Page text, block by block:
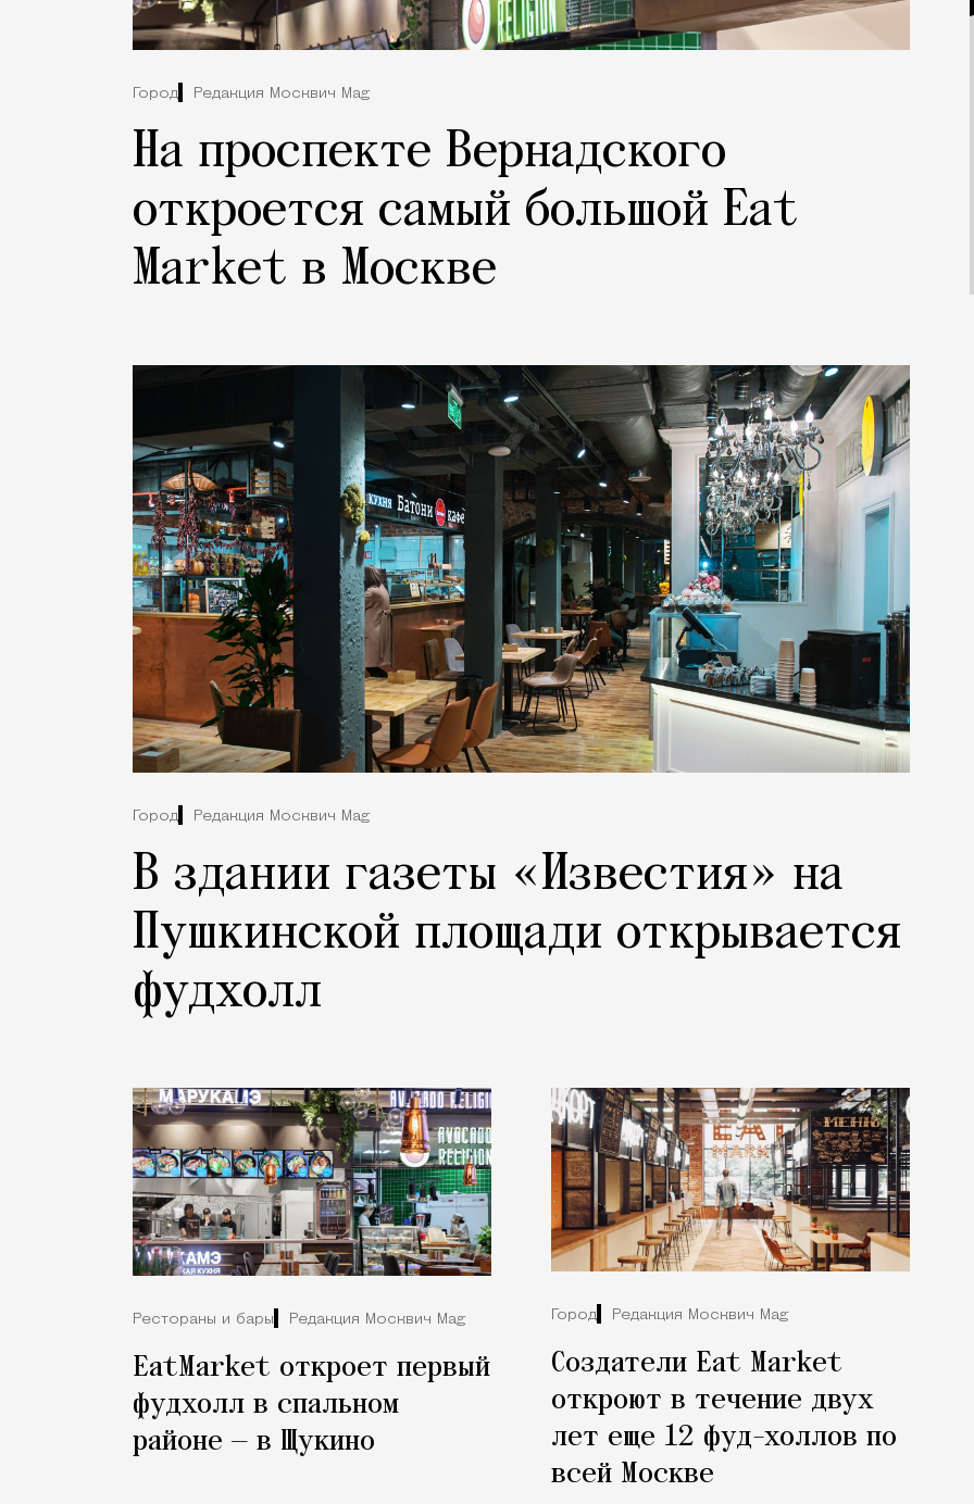
Город Редакция Москвич Mag
На проспекте Вернадского
откроется самый большой Eat
Market в Москве
Город Редакция Москвич Mag
В здании газеты «Известия» на
Пушкинской площади открывается
фудхолл
Рестораны и бары Редакция Москвич Mag
EatMarket откроет первый
фудхолл в спальном
районе — в Щукино
Город Редакция Москвич Mag
Создатели Eat Market
откроют в течение двух
лет еще 12 фуд-холлов по
всей Москве